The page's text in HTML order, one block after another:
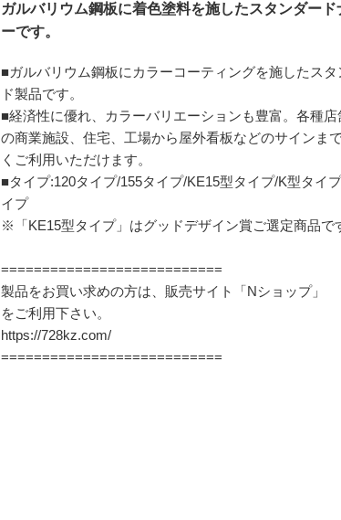
ガルバリウム鋼板に着色塗料を施したスタンダード
ーです。
■ガルバリウム鋼板にカラーコーティングを施したスタ
ド製品です。
■経済性に優れ、カラーバリエーションも豊富。各種店
の商業施設、住宅、工場から屋外看板などのサインま
くご利用いただけます。
■タイプ:120タイプ/155タイプ/KE15型タイプ/K型タイ
イプ
※「KE15型タイプ」はグッドデザイン賞ご選定商品で
===========================
製品をお買い求めの方は、販売サイト「Nショップ」
をご利用下さい。
https://728kz.com/
===========================